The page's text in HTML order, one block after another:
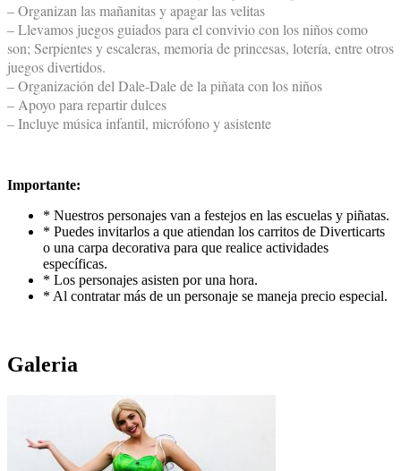
– Organizan las mañanitas y apagar las velitas
– Llevamos juegos guiados para el convivio con los niños como
son; Serpientes y escaleras, memoria de princesas, lotería, entre otros
juegos divertidos.
– Organización del Dale-Dale de la piñata con los niños
– Apoyo para repartir dulces
– Incluye música infantil, micrófono y asistente
Importante:
* Nuestros personajes van a festejos en las escuelas y piñatas.
* Puedes invitarlos a que atiendan los carritos de Diverticarts
o una carpa decorativa para que realice actividades
específicas.
* Los personajes asisten por una hora.
* Al contratar más de un personaje se maneja precio especial.
Galeria